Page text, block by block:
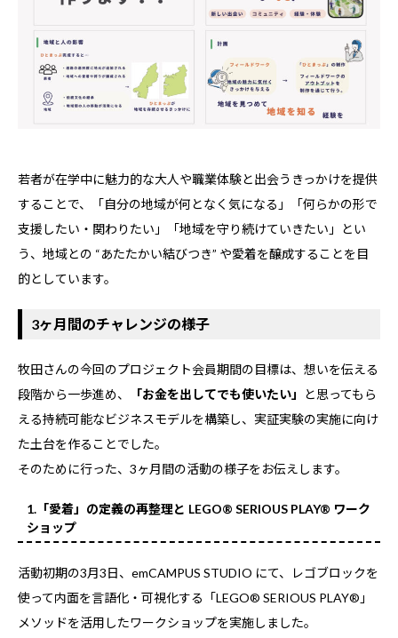
若者が在学中に魅力的な大人や職業体験と出会うきっかけを提供
することで、「自分の地域が何となく気になる」「何らかの形で
支援したい・関わりたい」「地域を守り続けていきたい」とい
う、地域との “あたたかい結びつき” や愛着を醸成することを目
的としています。
3ヶ月間のチャレンジの様子
牧田さんの今回のプロジェクト会員期間の目標は、想いを伝える
段階から一歩進め、
「お金を出してでも使いたい」
と思ってもら
える持続可能なビジネスモデルを構築し、実証実験の実施に向け
た土台を作ることでした。
そのために行った、3ヶ月間の活動の様子をお伝えします。
1.「愛着」の定義の再整理と LEGO® SERIOUS PLAY® ワーク
ショップ
活動初期の3月3日、emCAMPUS STUDIO にて、レゴブロックを
使って内面を言語化・可視化する「LEGO® SERIOUS PLAY®」
メソッドを活用したワークショップを実施しました。